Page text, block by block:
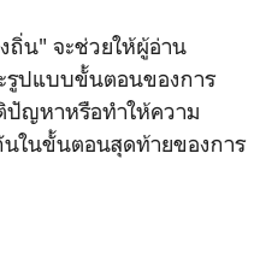
ถิ่น" จะช่วยให้ผู้อ่าน
รูปแบบขั้นตอนของการ
ปัญหาหรือทำให้ความ
ในขั้นตอนสุดท้ายของการ